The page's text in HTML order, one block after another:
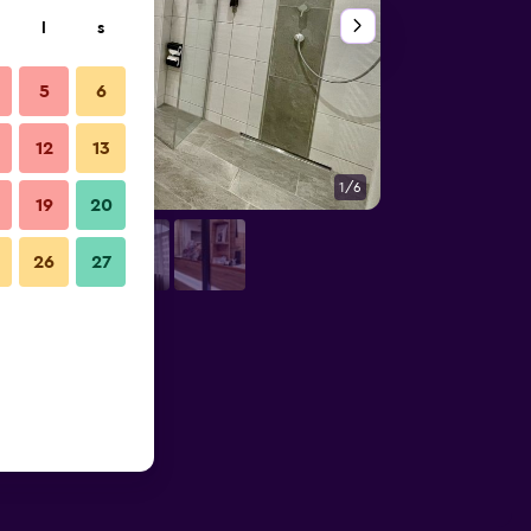
1/6
s
5 6
12 13
19 20
26 27